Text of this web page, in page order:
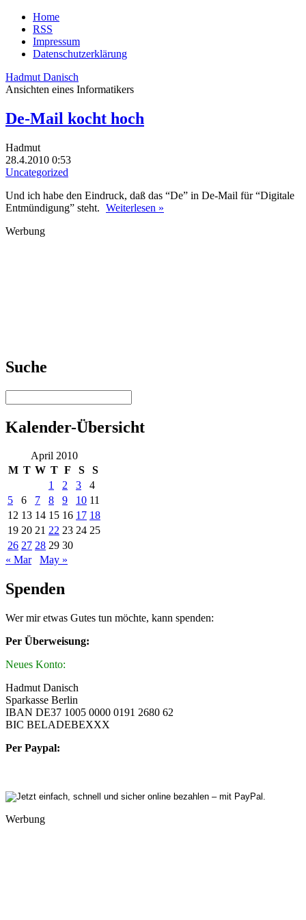
Home
RSS
Impressum
Datenschutzerklärung
Hadmut Danisch
Ansichten eines Informatikers
De-Mail kocht hoch
Hadmut
28.4.2010 0:53
Uncategorized
Und ich habe den Eindruck, daß das “De” in De-Mail für “Digitale
Entmündigung” steht. Weiterlesen »
Werbung
Suche
Kalender-Übersicht
April 2010
M T W T F S
S
1
2 3
4
5
6 7 8 9 10 11
12 13 14 15 16 17 18
19 20 21 22 23 24 25
26 27 28 29 30
« Mar
May »
Spenden
Wer mir etwas Gutes tun möchte, kann spenden:
Per Überweisung:
Neues Konto:
Hadmut Danisch
Sparkasse Berlin
IBAN DE37 1005 0000 0191 2680 62
BIC BELADEBEXXX
Per Paypal:
Werbung